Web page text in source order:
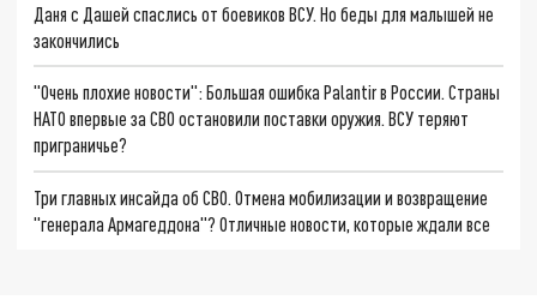
Даня с Дашей спаслись от боевиков ВСУ. Но беды для малышей не
закончились
"Очень плохие новости": Большая ошибка Palantir в России. Страны
НАТО впервые за СВО остановили поставки оружия. ВСУ теряют
приграничье?
Три главных инсайда об СВО. Отмена мобилизации и возвращение
"генерала Армагеддона"? Отличные новости, которые ждали все